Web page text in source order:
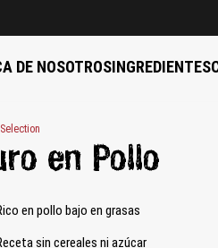
DE NOSOTROSINGREDIENTES
en Pollo
en pollo bajo en grasas
sin cereales ni azúcar